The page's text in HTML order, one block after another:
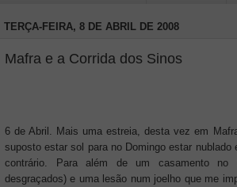
TERÇA-FEIRA, 8 DE ABRIL DE 2008
Mafra e a Corrida dos Sinos
6 de Abril. Mais uma estreia, desta vez em
suposto estar sol para no Domingo estar
contrário. Para além de um casamento no
desgraçados) e uma lesão num joelho que me